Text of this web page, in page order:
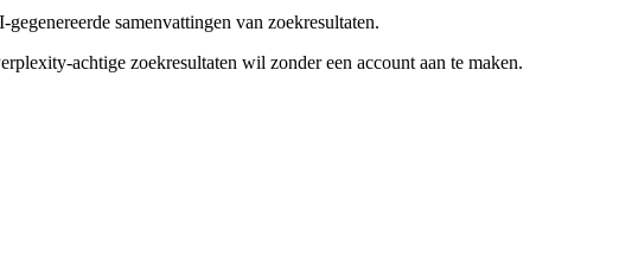
samenvattingen van zoekresultaten.
achtige zoekresultaten wil zonder een account aan te maken.